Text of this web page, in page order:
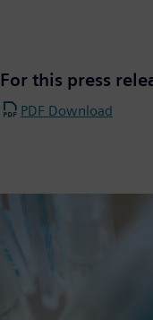
For this press
PDF Download